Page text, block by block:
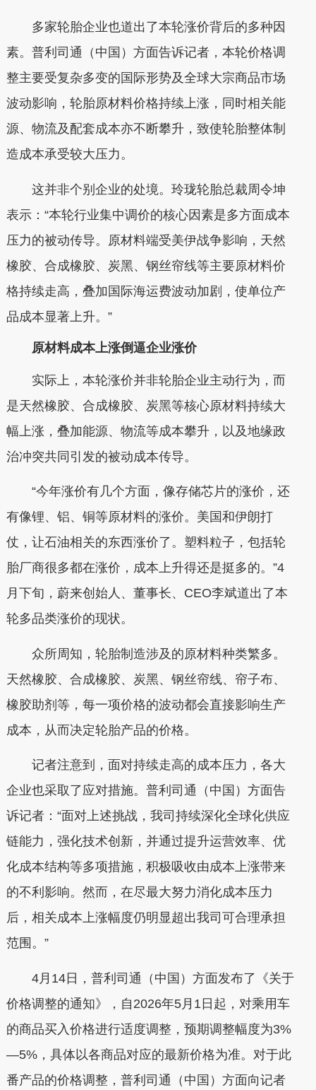
多家轮胎企业也道出了本轮涨价背后的多种因
素。普利司通（中国）方面告诉记者，本轮价格调
整主要受复杂多变的国际形势及全球大宗商品市场
波动影响，轮胎原材料价格持续上涨，同时相关能
源、物流及配套成本亦不断攀升，致使轮胎整体制
造成本承受较大压力。
这并非个别企业的处境。玲珑轮胎总裁周令坤
表示：“本轮行业集中调价的核心因素是多方面成本
压力的被动传导。原材料端受美伊战争影响，天然
橡胶、合成橡胶、炭黑、钢丝帘线等主要原材料价
格持续走高，叠加国际海运费波动加剧，使单位产
品成本显著上升。”
原材料成本上涨倒逼企业涨价
实际上，本轮涨价并非轮胎企业主动行为，而
是天然橡胶、合成橡胶、炭黑等核心原材料持续大
幅上涨，叠加能源、物流等成本攀升，以及地缘政
治冲突共同引发的被动成本传导。
“今年涨价有几个方面，像存储芯片的涨价，还
有像锂、铝、铜等原材料的涨价。美国和伊朗打
仗，让石油相关的东西涨价了。塑料粒子，包括轮
胎厂商很多都在涨价，成本上升得还是挺多的。”4
月下旬，蔚来创始人、董事长、CEO李斌道出了本
轮多品类涨价的现状。
众所周知，轮胎制造涉及的原材料种类繁多。
天然橡胶、合成橡胶、炭黑、钢丝帘线、帘子布、
橡胶助剂等，每一项价格的波动都会直接影响生产
成本，从而决定轮胎产品的价格。
记者注意到，面对持续走高的成本压力，各大
企业也采取了应对措施。普利司通（中国）方面告
诉记者：“面对上述挑战，我司持续深化全球化供应
链能力，强化技术创新，并通过提升运营效率、优
化成本结构等多项措施，积极吸收由成本上涨带来
的不利影响。然而，在尽最大努力消化成本压力
后，相关成本上涨幅度仍明显超出我司可合理承担
范围。”
4月14日，普利司通（中国）方面发布了《关于
价格调整的通知》，自2026年5月1日起，对乘用车
的商品买入价格进行适度调整，预期调整幅度为3%
—5%，具体以各商品对应的最新价格为准。对于此
番产品的价格调整，普利司通（中国）方面向记者